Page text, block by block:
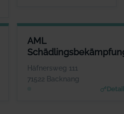
AML
Häfnersweg 111
71522 Backnang
AML
Herr Adrian
www.aml-schaedlingsbekaem